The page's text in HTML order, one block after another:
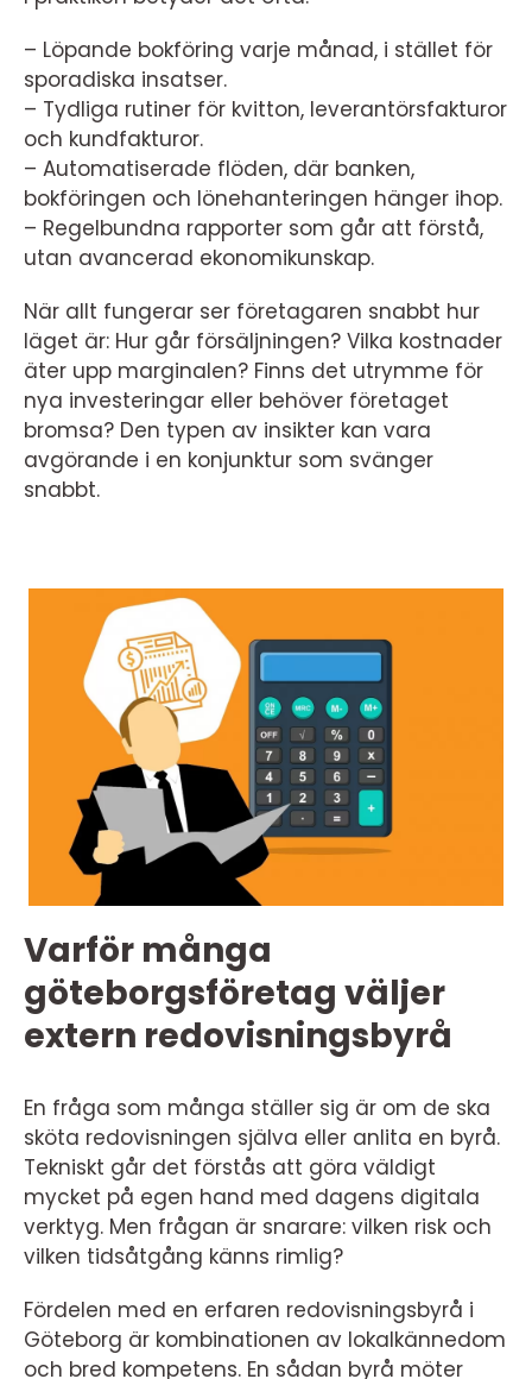
– Löpande bokföring varje månad, i stället för
sporadiska insatser.
– Tydliga rutiner för kvitton, leverantörsfakturor
och kundfakturor.
– Automatiserade flöden, där banken,
bokföringen och lönehanteringen hänger ihop.
– Regelbundna rapporter som går att förstå,
utan avancerad ekonomikunskap.
När allt fungerar ser företagaren snabbt hur
läget är: Hur går försäljningen? Vilka kostnader
äter upp marginalen? Finns det utrymme för
nya investeringar eller behöver företaget
bromsa? Den typen av insikter kan vara
avgörande i en konjunktur som svänger
snabbt.
Varför många
göteborgsföretag väljer
extern redovisningsbyrå
En fråga som många ställer sig är om de ska
sköta redovisningen själva eller anlita en byrå.
Tekniskt går det förstås att göra väldigt
mycket på egen hand med dagens digitala
verktyg. Men frågan är snarare: vilken risk och
vilken tidsåtgång känns rimlig?
Fördelen med en erfaren redovisningsbyrå i
Göteborg är kombinationen av lokalkännedom
och bred kompetens. En sådan byrå möter